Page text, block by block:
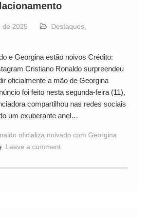
de 2025 Destaques,
e Georgina estão noivos Crédito:
Cristiano Ronaldo surpreendeu
oficialmente a mão de Georgina
foi feito nesta segunda-feira (11),
compartilhou nas redes sociais
um exuberante anel…
oficializa noivado com Georgina
Leave a comment